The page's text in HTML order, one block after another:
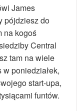
James
pójdziesz do
na kogoś
Central
tam na wiele
poniedziałek,
start-upa,
funtów.